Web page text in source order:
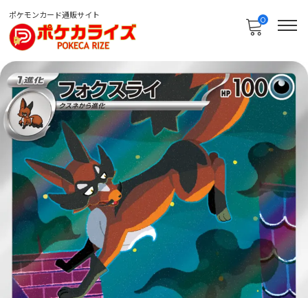
ポケモンカード通販サイト 0